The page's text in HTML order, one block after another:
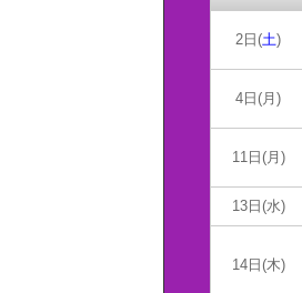
2日(土)
4日(月)
11日(月)
13日(水)
14日(木)